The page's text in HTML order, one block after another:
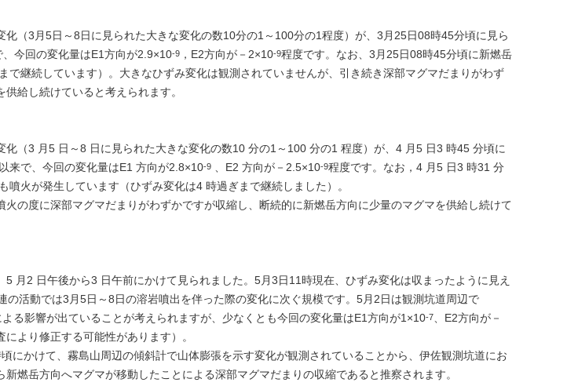
（3月5日～8日に見られた大きな変化の数10分の1～100分の1程度）が、3月25日08時45分頃に見ら
今回の変化量はE1方向が2.9×10-9 ，E2方向が－2×10-9程度です。なお、3月25日08時45分頃に新燃岳
で継続しています）。大きなひずみ変化は観測されていませんが、引き続き深部マグマだまりがわず
給し続けていると考えられます。
（3 月5 日～8 日に見られた大きな変化の数10 分の1～100 分の1 程度）が、4 月5 日3 時45 分頃に
来で、今回の変化量はE1 方向が2.8×10-9 、E2 方向が－2.5×10-9程度です。なお，4 月5 日3 時31 分
火が発生しています（ひずみ変化は4 時過ぎまで継続しました）。
の度に深部マグマだまりがわずかですが収縮し、断続的に新燃岳方向に少量のマグマを供給し続けて
月2 日午後から3 日午前にかけて見られました。5月3日11時現在、ひずみ変化は収まったように見え
の活動では3月5日～8日の溶岩噴出を伴った際の変化に次ぐ規模です。5月2日は観測坑道周辺で
る影響が出ていることが考えられますが、少なくとも今回の変化量はE1方向が1×10-7
、E2方向が－
より修正する可能性があります）。
にかけて、霧島山周辺の傾斜計で山体膨張を示す変化が観測されていることから、伊佐観測坑道にお
燃岳方向へマグマが移動したことによる深部マグマだまりの収縮であると推察されます。